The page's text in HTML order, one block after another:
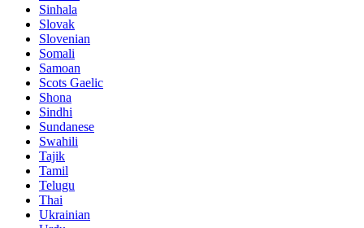
Sinhala
Slovak
Slovenian
Somali
Samoan
Scots Gaelic
Shona
Sindhi
Sundanese
Swahili
Tajik
Tamil
Telugu
Thai
Ukrainian